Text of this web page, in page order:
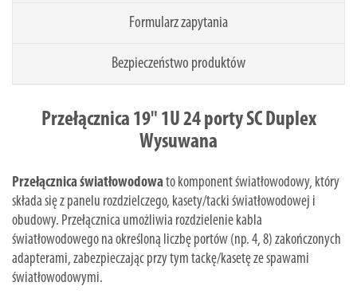
Formularz zapytania
Bezpieczeństwo produktów
Przełącznica 19" 1U 24 porty SC Duplex
Wysuwana
Przełącznica światłowodowato komponent światłowodowy, który
składa się z panelu rozdzielczego, kasety/tacki światłowodowej i
obudowy. Przełącznica umożliwia rozdzielenie kabla
światłowodowego na określoną liczbę portów (np. 4, 8) zakończonych
adapterami, zabezpieczając przy tym tackę/kasetę ze spawami
światłowodowymi.